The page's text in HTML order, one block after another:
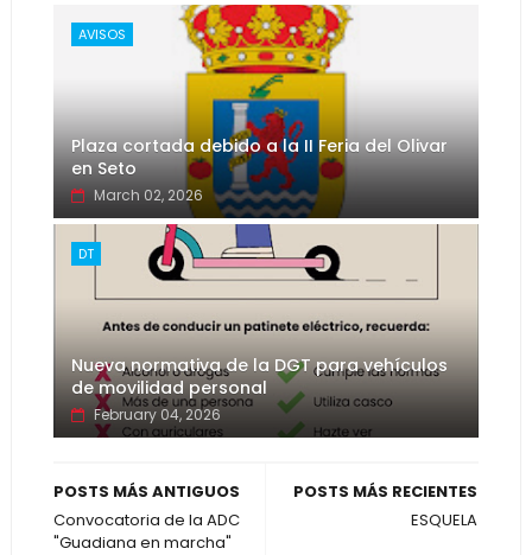
AVISOS
Plaza cortada debido a la II Feria del Olivar
en Seto
March 02, 2026
DT
Nueva normativa de la DGT para vehículos
de movilidad personal
February 04, 2026
POSTS MÁS RECIENTES
ESQUELA
POSTS MÁS ANTIGUOS
Convocatoria de la ADC
"Guadiana en marcha"